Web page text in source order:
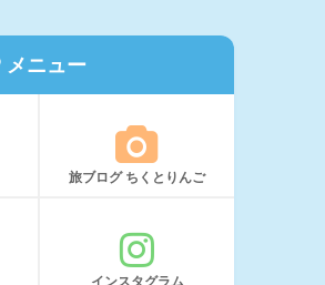
メニュー
旅ブログ ちくとりんご
インスタグラム